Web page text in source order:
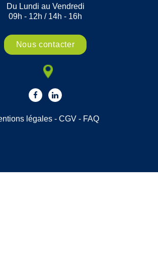
Du Lundi au Vendredi
09h - 12h / 14h - 16h
Nous contacter
légales - CGV - FAQ